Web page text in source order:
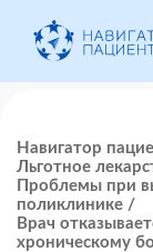
Навигатор
Льготное
Проблемы при
поликлинике
Врач
хроническому